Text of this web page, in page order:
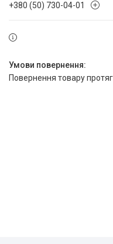
+380 (50) 730-04-01
повернення товару